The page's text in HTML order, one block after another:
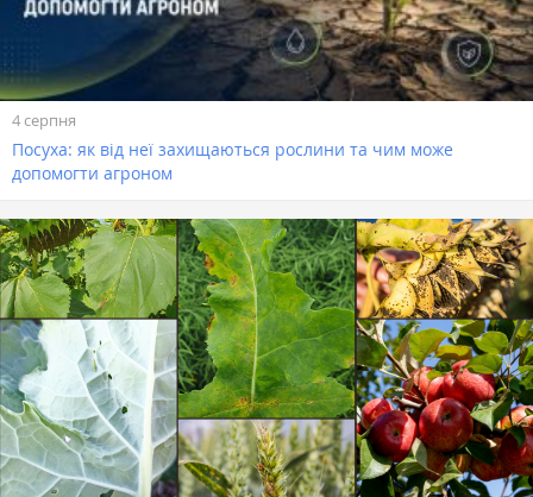
4 серпня
Посуха: як від неї захищаються рослини та чим може
допомогти агроном